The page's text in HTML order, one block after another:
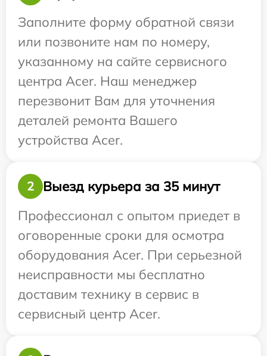
Заполните форму обратной связи
или позвоните нам по номеру,
указанному на сайте сервисного
центра Acer. Наш менеджер
перезвонит Вам для уточнения
деталей ремонта Вашего
устройства Acer.
2
Выезд курьера за 35 минут
Профессионал с опытом приедет в
оговоренные сроки для осмотра
оборудования Acer. При серьезной
неисправности мы бесплатно
доставим технику в сервис в
сервисный центр Acer.